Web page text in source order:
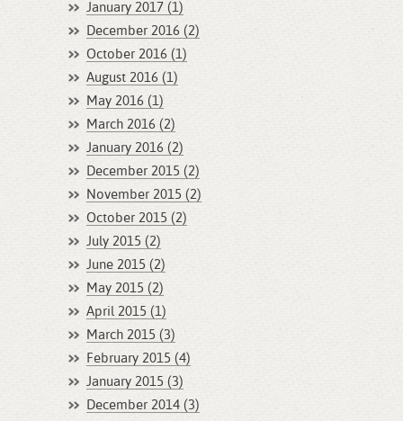
January 2017 (1)
December 2016 (2)
October 2016 (1)
August 2016 (1)
May 2016 (1)
March 2016 (2)
January 2016 (2)
December 2015 (2)
November 2015 (2)
October 2015 (2)
July 2015 (2)
June 2015 (2)
May 2015 (2)
April 2015 (1)
March 2015 (3)
February 2015 (4)
January 2015 (3)
December 2014 (3)